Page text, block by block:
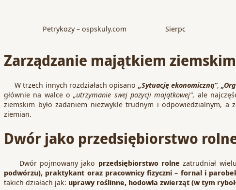
Petrykozy – ospskuly.com Sierpc
Zarządzanie majątkiem ziemskim
W trzech innych rozdziałach opisano „Sytuację ekonomiczną”,
głównie na walce o„utrzymanie swej pozycji majątkowej”, ale
ziemskim było zadaniem niezwykle trudnym i odpowiedzialnym, a
ziemian.
Dwór jako przedsiębiorstwo
Dwór pojmowany jako przedsiębiorstwo rolne zatrudniał
podwórzu), praktykant oraz pracownicy fizyczni – fornal i
takich działach jak: uprawy roślinne, hodowla zwierząt (w tym